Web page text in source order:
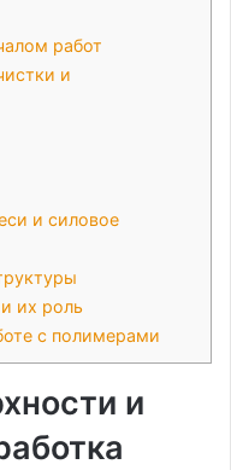
работ
и
и силовое
их роль
с полимерами
и